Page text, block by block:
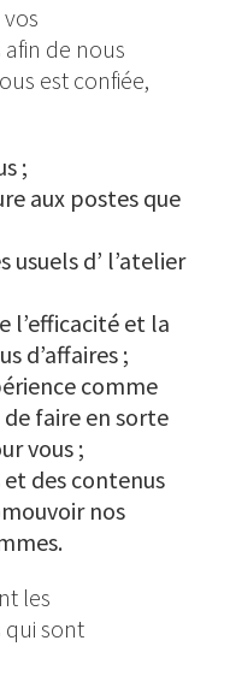
de nous
est confiée,
;
aux postes que
usuels d’ l’atelier
l’efficacité et la
d’affaires ;
comme
faire en sorte
vous ;
des contenus
nos
les
qui sont